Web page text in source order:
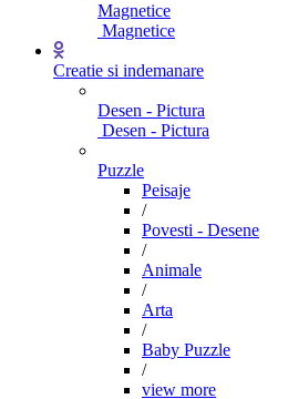
Magnetice
Magnetice
Creatie si indemanare
Desen - Pictura
Desen - Pictura
Puzzle
Peisaje
/
Povesti - Desene
/
Animale
/
Arta
/
Baby Puzzle
/
view more